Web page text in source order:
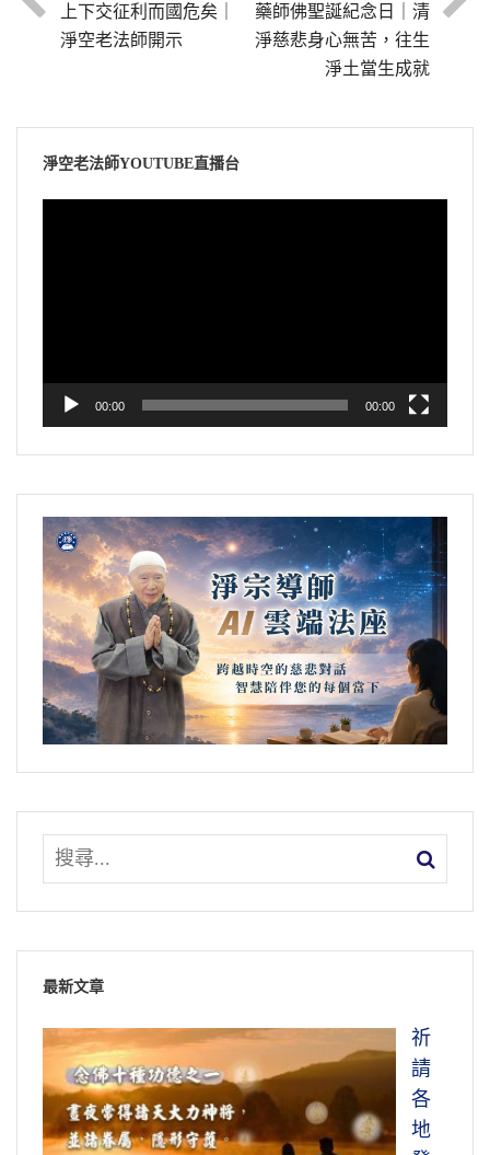
上下交征利而國危矣｜
淨空老法師開示
藥師佛聖誕紀念日｜清
淨慈悲身心無苦，往生
淨土當生成就
淨空老法師YOUTUBE直播台
00:00 00:00
最新文章
祈
請
各
地